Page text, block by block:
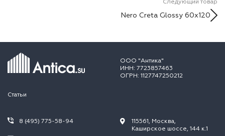
Следующий товар
Nero Creta Glossy 60x120
ООО "Антика"
ИНН: 7723857463
ОГРН: 1127747250212
Статьи
8 (495) 775-58-94
115561, Москва,
Каширское шоссе, 144 к.1